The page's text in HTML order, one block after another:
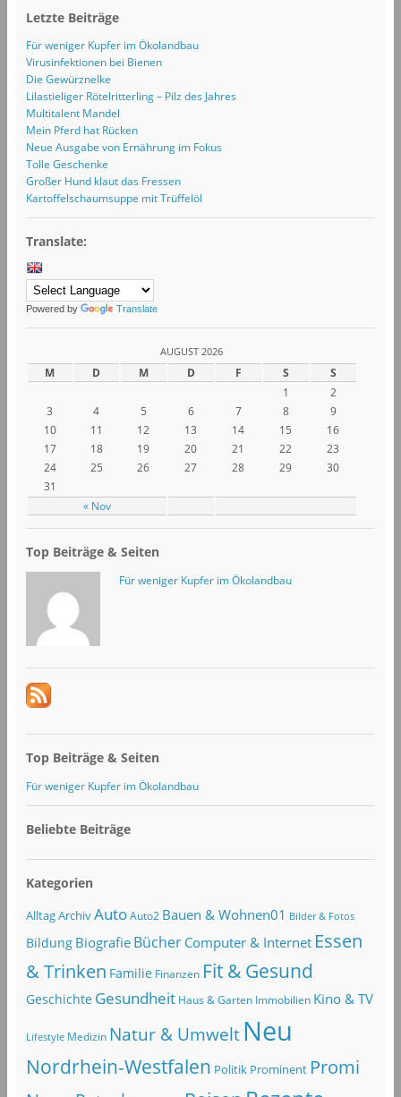
Letzte Beiträge
Für weniger Kupfer im Ökolandbau
Virusinfektionen bei Bienen
Die Gewürznelke
Lilastieliger Rötelritterling – Pilz des Jahres
Multitalent Mandel
Mein Pferd hat Rücken
Neue Ausgabe von Ernährung im Fokus
Tolle Geschenke
Großer Hund klaut das Fressen
Kartoffelschaumsuppe mit Trüffelöl
Translate:
Powered by Translate
AUGUST 2026
M D M D F S S
« Nov
1
2
3
4 5 6 7 8
9
10
11 12 13 14 15
16
17
18 19 20 21 22
23
24
25 26 27 28 29
30
31
Top Beiträge & Seiten
Für weniger Kupfer im Ökolandbau
Top Beiträge & Seiten
Für weniger Kupfer im Ökolandbau
Beliebte Beiträge
Kategorien
AlltagArchivAuto Auto2 Bauen & Wohnen01 Bilder & Fotos
Bildung Biografie Bücher Computer & Internet Essen
& Trinken Familie Finanzen Fit & Gesund
Geschichte Gesundheit Haus & Garten Immobilien Kino & TV
Lifestyle Medizin Natur & Umwelt Neu
Nordrhein-Westfalen Politik Prominent Promi